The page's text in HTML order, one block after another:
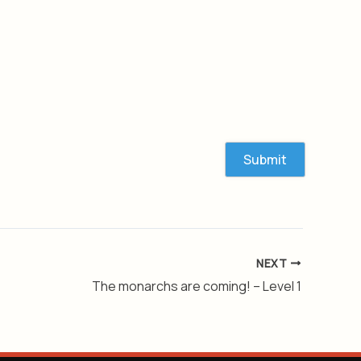
NEXT
The monarchs are coming! ​ – Level 1